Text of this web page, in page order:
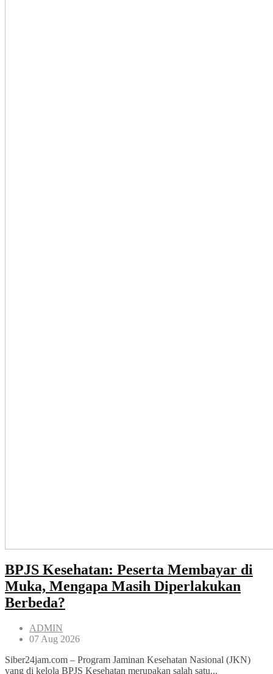
BPJS Kesehatan: Peserta Membayar di
Muka, Mengapa Masih Diperlakukan
Berbeda?
ADMIN
07 Aug 2026
Siber24jam.com – Program Jaminan Kesehatan Nasional (JKN)
yang di kelola BPJS Kesehatan merupakan salah satu...